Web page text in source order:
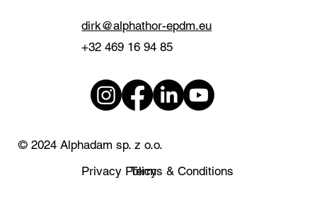
dirk@alphathor-epdm.eu
+32 469 16 94 85
© 2024 Alphadam sp. z o.o.
Terms & Conditions
Privacy Policy